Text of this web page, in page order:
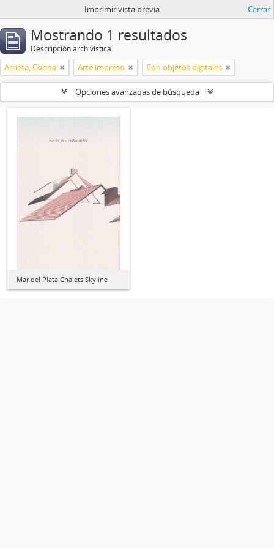
Imprimir vista previa Cerrar
Mostrando 1 resultados
Descripción archivística
Arrieta, Corina Arte impreso Con objetos digitales
Opciones avanzadas de búsqueda
Mar del Plata Chalets Skyline